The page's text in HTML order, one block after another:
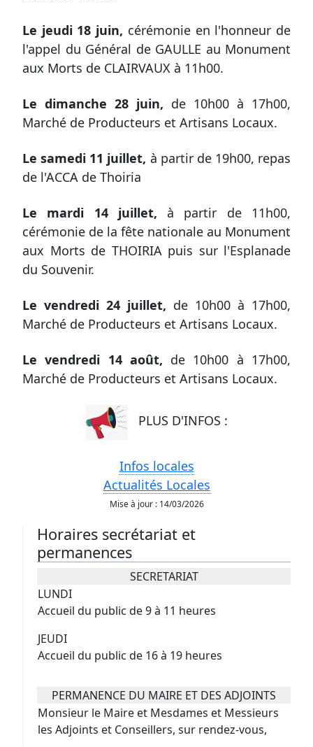
Le jeudi 18 juin, cérémonie en l'honneur de
l'appel du Général de GAULLE au Monument
aux Morts de CLAIRVAUX à 11h00.
Le dimanche 28 juin, de 10h00 à 17h00,
Marché de Producteurs et Artisans Locaux.
Le samedi 11 juillet, à partir de 19h00, repas
de l'ACCA de Thoiria
Le mardi 14 juillet, à partir de 11h00,
cérémonie de la fête nationale au Monument
aux Morts de THOIRIA puis sur l'Esplanade
du Souvenir.
Le vendredi 24 juillet, de 10h00 à 17h00,
Marché de Producteurs et Artisans Locaux.
Le vendredi 14 août, de 10h00 à 17h00,
Marché de Producteurs et Artisans Locaux.
PLUS D'INFOS :
Infos locales
Actualités Locales
Mise à jour : 14/03/2026
Horaires secrétariat et
permanences
SECRETARIAT
LUNDI
Accueil du public de 9 à 11 heures
JEUDI
Accueil du public de 16 à 19 heures
PERMANENCE DU MAIRE ET DES ADJOINTS
Monsieur le Maire et Mesdames et Messieurs
les Adjoints et Conseillers, sur rendez-vous,